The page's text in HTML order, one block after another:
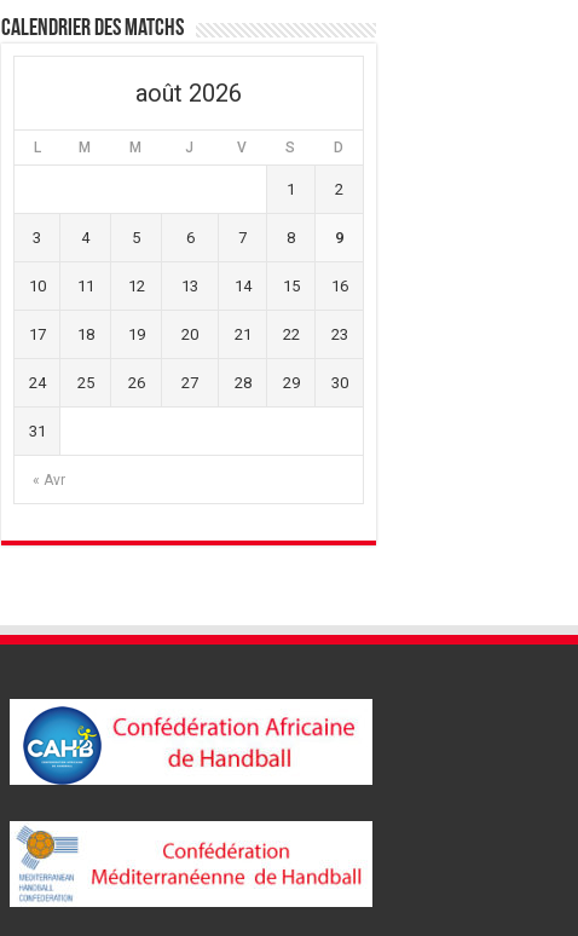
Calendrier des matchs
août 2026
L M M J V S D
« Avr
1 2
3 4 5 6 7 8 9
10 11 12 13 14 15 16
17 18 19 20 21 22 23
24 25 26 27 28 29 30
31